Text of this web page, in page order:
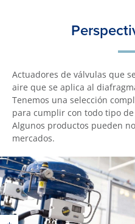
Actuadores de válvulas que
aire que se aplica al
Tenemos una selección
para cumplir con todo tipo
Algunos productos pueden
mercados.